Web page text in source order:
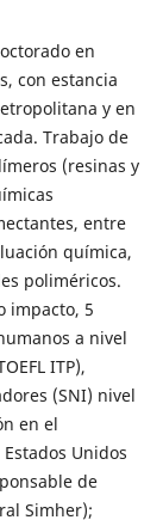
en
con estancia
y en
Trabajo de
(resinas y
entre
química,
poliméricos.
impacto, 5
a nivel
ITP),
(SNI) nivel
en el
Unidos
de
Simher);